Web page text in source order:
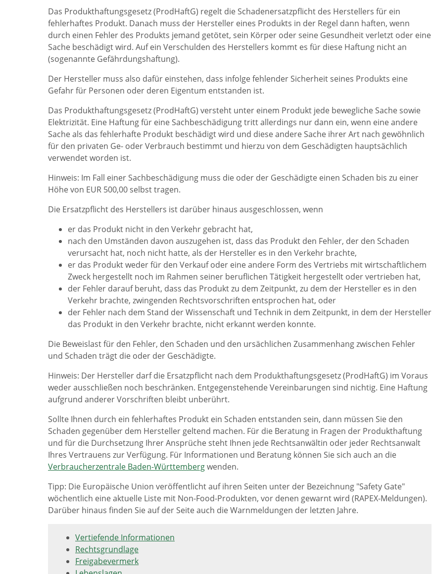
Das Produkthaftungsgesetz (ProdHaftG) regelt die Schadenersatzpflicht des Herstellers für ein
fehlerhaftes Produkt. Danach muss der Hersteller eines Produkts in der Regel dann haften, wenn
durch einen Fehler des Produkts jemand getötet, sein Körper oder seine Gesundheit verletzt oder eine
Sache beschädigt wird. Auf ein Verschulden des Herstellers kommt es für diese Haftung nicht an
(sogenannte Gefährdungshaftung).
Der Hersteller muss also dafür einstehen, dass infolge fehlender Sicherheit seines Produkts eine
Gefahr für Personen oder deren Eigentum entstanden ist.
Das Produkthaftungsgesetz (ProdHaftG) versteht unter einem Produkt jede bewegliche Sache sowie
Elektrizität. Eine Haftung für eine Sachbeschädigung tritt allerdings nur dann ein, wenn eine andere
Sache als das fehlerhafte Produkt beschädigt wird und diese andere Sache ihrer Art nach gewöhnlich
für den privaten Ge- oder Verbrauch bestimmt und hierzu von dem Geschädigten hauptsächlich
verwendet worden ist.
Hinweis: Im Fall einer Sachbeschädigung muss die oder der Geschädigte einen Schaden bis zu einer
Höhe von EUR 500,00 selbst tragen.
Die Ersatzpflicht des Herstellers ist darüber hinaus ausgeschlossen, wenn
er das Produkt nicht in den Verkehr gebracht hat,
nach den Umständen davon auszugehen ist, dass das Produkt den Fehler, der den Schaden
verursacht hat, noch nicht hatte, als der Hersteller es in den Verkehr brachte,
er das Produkt weder für den Verkauf oder eine andere Form des Vertriebs mit wirtschaftlichem
Zweck hergestellt noch im Rahmen seiner beruflichen Tätigkeit hergestellt oder vertrieben hat,
der Fehler darauf beruht, dass das Produkt zu dem Zeitpunkt, zu dem der Hersteller es in den
Verkehr brachte, zwingenden Rechtsvorschriften entsprochen hat, oder
der Fehler nach dem Stand der Wissenschaft und Technik in dem Zeitpunkt, in dem der Hersteller
das Produkt in den Verkehr brachte, nicht erkannt werden konnte.
Die Beweislast für den Fehler, den Schaden und den ursächlichen Zusammenhang zwischen Fehler
und Schaden trägt die oder der Geschädigte.
Hinweis: Der Hersteller darf die Ersatzpflicht nach dem Produkthaftungsgesetz (ProdHaftG) im Voraus
weder ausschließen noch beschränken. Entgegenstehende Vereinbarungen sind nichtig. Eine Haftung
aufgrund anderer Vorschriften bleibt unberührt.
Sollte Ihnen durch ein fehlerhaftes Produkt ein Schaden entstanden sein, dann müssen Sie den
Schaden gegenüber dem Hersteller geltend machen. Für die Beratung in Fragen der Produkthaftung
und für die Durchsetzung Ihrer Ansprüche steht Ihnen jede Rechtsanwältin oder jeder Rechtsanwalt
Ihres Vertrauens zur Verfügung. Für Informationen und Beratung können Sie sich auch an die
Verbraucherzentrale Baden-Württembergwenden.
Tipp: Die Europäische Union veröffentlicht auf ihren Seiten unter der Bezeichnung "Safety Gate"
wöchentlich eine aktuelle Liste mit Non-Food-Produkten, vor denen gewarnt wird (RAPEX-Meldungen).
Darüber hinaus finden Sie auf der Seite auch die Warnmeldungen der letzten Jahre.
Vertiefende Informationen
Rechtsgrundlage
Freigabevermerk